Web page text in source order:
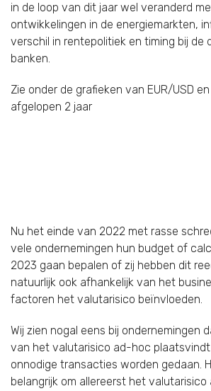
in de loop van dit jaar wel veranderd
ontwikkelingen in de energiemarkten,
verschil in rentepolitiek en timing bij de
banken.
Zie onder de grafieken van EUR/USD
afgelopen 2 jaar
Nu het einde van 2022 met rasse
vele ondernemingen hun budget of
2023 gaan bepalen of zij hebben dit
natuurlijk ook afhankelijk van het
factoren het valutarisico beïnvloeden.
Wij zien nogal eens bij ondernemingen
van het valutarisico ad-hoc
onnodige transacties worden gedaan.
belangrijk om allereerst het